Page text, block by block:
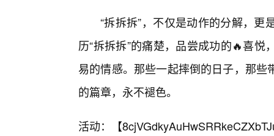
“拆拆拆”，不仅是动作的分解，
历“拆拆拆”的痛楚，品尝成功的🔥喜
易的情感。那些一起摔倒的日子，那
的篇章，永不褪色。
活动：【